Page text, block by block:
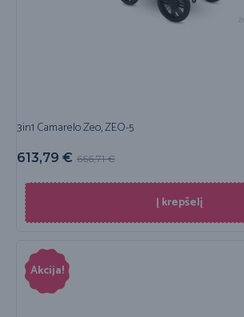
3in1 Camarelo Zeo, ZEO-5
666,71€
613,79 €
Į krepšelį
Akcija!